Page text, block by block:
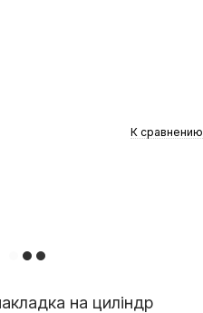
К сравнению
на циліндр